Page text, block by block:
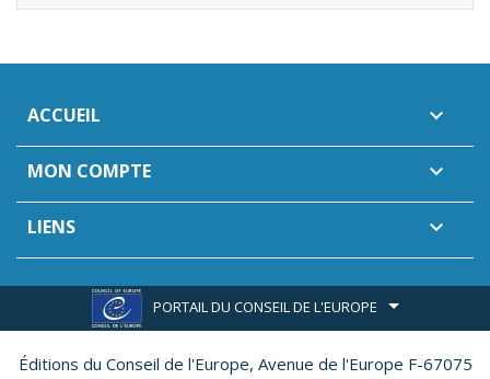
ACCUEIL 
MON COMPTE 
LIENS 
PORTAIL DU CONSEIL DE L'EUROPE
Éditions du Conseil de l'Europe, Avenue de l'Europe F-67075